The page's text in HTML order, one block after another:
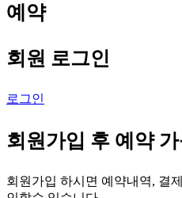
예약
회원 로그인
로그인
회원가입 후 예약
회원가입 하시면 예약내역, 결